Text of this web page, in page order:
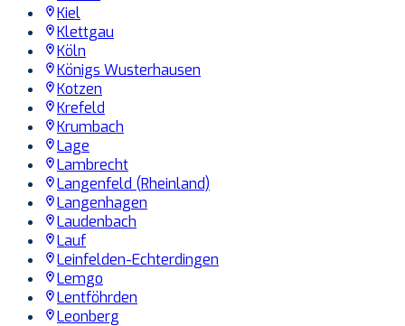
Kiel
Klettgau
Köln
Königs Wusterhausen
Kotzen
Krefeld
Krumbach
Lage
Lambrecht
Langenfeld (Rheinland)
Langenhagen
Laudenbach
Lauf
Leinfelden-Echterdingen
Lemgo
Lentföhrden
Leonberg